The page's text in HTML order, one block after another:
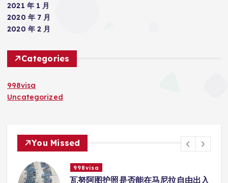
2021 年 1 月
2020 年 7 月
2020 年 2 月
Categories
998visa
Uncategorized
You Missed
998visa
瓦努阿图护照是否能在马尼拉自由出入